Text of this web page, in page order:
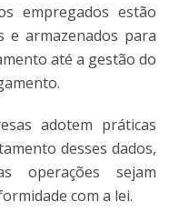
empregados estão
e armazenados para
até a gestão do
adotem práticas
desses dados,
operações sejam
com a lei​.